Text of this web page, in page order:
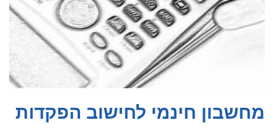
מחשבון חינמי לחישוב הפקדות